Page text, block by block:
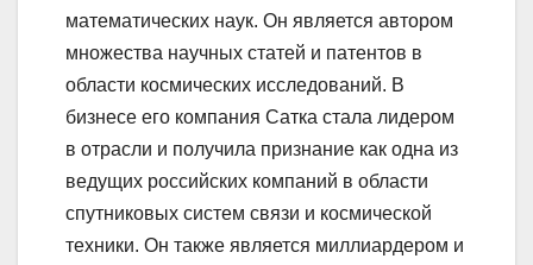
математических наук. Он является автором
множества научных статей и патентов в
области космических исследований. В
бизнесе его компания Сатка стала лидером
в отрасли и получила признание как одна из
ведущих российских компаний в области
спутниковых систем связи и космической
техники. Он также является миллиардером и